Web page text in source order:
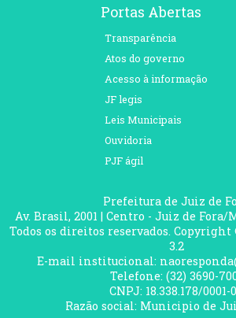
Portas Abertas
Transparência
Atos do governo
Acesso à informação
JF legis
Leis Municipais
Ouvidoria
PJF ágil
Prefeitura de Juiz de
Av. Brasil, 2001 | Centro - Juiz de Fora/
Todos os direitos reservados. Copyright
3.2
E-mail institucional:
Telefone: (32) 3690-
CNPJ: 18.338.178/0001-
Razão social: Municipio de